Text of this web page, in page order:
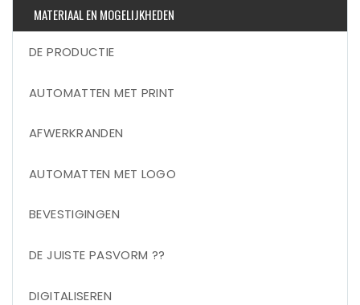
MATERIAAL EN MOGELIJKHEDEN
DE PRODUCTIE
AUTOMATTEN MET PRINT
AFWERKRANDEN
AUTOMATTEN MET LOGO
BEVESTIGINGEN
DE JUISTE PASVORM ??
DIGITALISEREN